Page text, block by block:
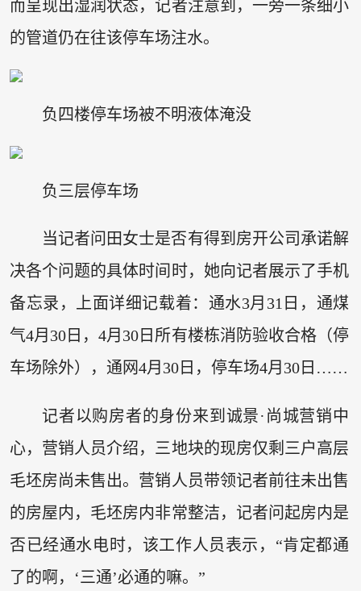
而呈现出湿润状态，记者注意到，一旁一条细小
的管道仍在往该停车场注水。
负四楼停车场被不明液体淹没
负三层停车场
当记者问田女士是否有得到房开公司承诺解
决各个问题的具体时间时，她向记者展示了手机
备忘录，上面详细记载着：通水3月31日，通煤
气4月30日，4月30日所有楼栋消防验收合格（停
车场除外），通网4月30日，停车场4月30日……
记者以购房者的身份来到诚景·尚城营销中
心，营销人员介绍，三地块的现房仅剩三户高层
毛坯房尚未售出。营销人员带领记者前往未出售
的房屋内，毛坯房内非常整洁，记者问起房内是
否已经通水电时，该工作人员表示，“肯定都通
了的啊，‘三通’必通的嘛。”